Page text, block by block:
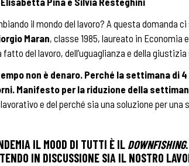
il mondo del lavoro? A questa domanda
Maran, classe 1985, laureato in
fatto del lavoro, dell’uguaglianza e della
non è denaro. Perché la settimana di
Manifesto per la riduzione della
lavorativo e del perché sia una soluzione per
IL MOOD DI TUTTI È IL DOWNFISHING
IN DISCUSSIONE SIA IL NOSTRO